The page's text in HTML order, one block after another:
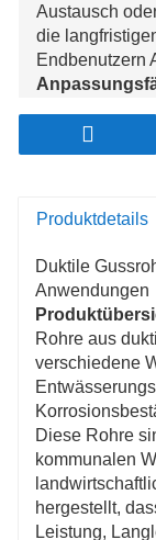
Austausch
die
Endbenutzern
Dieses
geologische
Schnelle und
Im Vergleich
Rohre aus
unkomplizierte
schnelle
Sanitär und
In der Regel
Produktdetails
Duktile
Anwendungen
Rohre aus
verschiedene
Diese Rohre
kommunalen
hergestellt,
Leistung,